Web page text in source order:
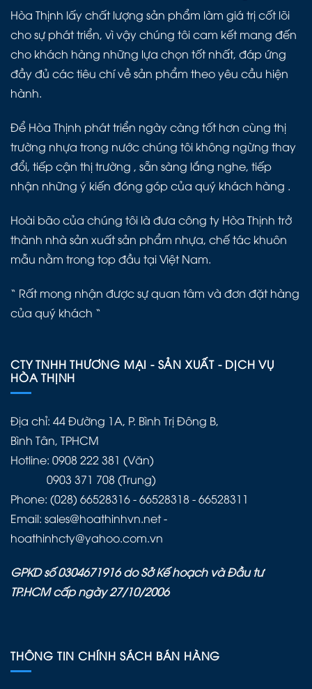
Hòa Thịnh lấy chất lượng sản phẩm làm giá trị cốt lõi
cho sự phát triển, vì vậy chúng tôi cam kết mang đến
cho khách hàng những lựa chọn tốt nhất, đáp ứng
đầy đủ các tiêu chí về sản phẩm theo yêu cầu hiện
hành.
Để Hòa Thịnh phát triển ngày càng tốt hơn cùng thị
trường nhựa trong nước chúng tôi không ngừng thay
đổi, tiếp cận thị trường , sẵn sàng lắng nghe, tiếp
nhận những ý kiến đóng góp của quý khách hàng .
Hoài bão của chúng tôi là đưa công ty Hòa Thịnh trở
thành nhà sản xuất sản phẩm nhựa, chế tác khuôn
mẫu nằm trong top đầu tại Việt Nam.
“ Rất mong nhận được sự quan tâm và đơn đặt hàng
của quý khách “
CTY TNHH THƯƠNG MẠI - SẢN XUẤT - DỊCH VỤ
HÒA THỊNH
Địa chỉ: 44 Đường 1A, P. Bình Trị Đông B,
Bình Tân, TPHCM
Hotline: 0908 222 381 (Văn)
0903 371 708 (Trung)
Phone: (028) 66528316 - 66528318 - 66528311
Email: sales@hoathinhvn.net -
hoathinhcty@yahoo.com.vn
GPKD số 0304671916 do Sở Kế hoạch và Đầu tư
TP.HCM cấp ngày 27/10/2006
THÔNG TIN CHÍNH SÁCH BÁN HÀNG